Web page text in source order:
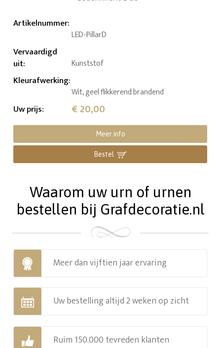
Artikelnummer:
LED-PillarD
Vervaardigd
uit: Kunststof
Kleurafwerking:
Wit, geel flikkerend brandend
Uw prijs: € 20,00
Meer info
Bestel
Waarom uw urn of urnen
bestellen bij Grafdecoratie.nl
Meer dan vijftien jaar ervaring
Uw bestelling altijd 2 weken op zicht
Ruim 150.000 tevreden klanten